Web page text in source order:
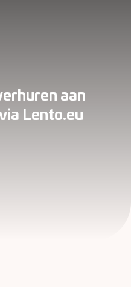
aan
Lento.eu